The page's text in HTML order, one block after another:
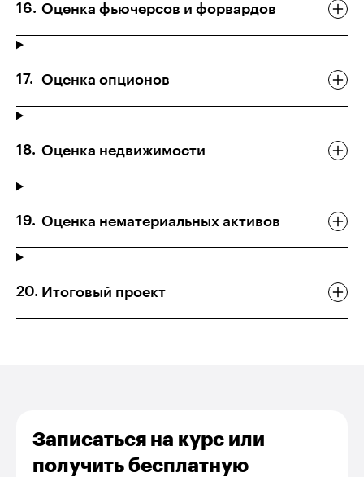
Оценка фьючерсов и форвардов
Оценка опционов
Оценка недвижимости
Оценка нематериальных активов
Итоговый проект
Записаться на курс или
получить бесплатную